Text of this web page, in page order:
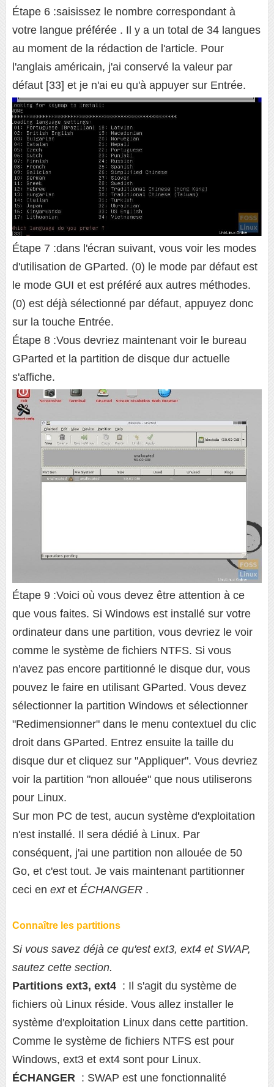
Étape 6 :saisissez le nombre correspondant à
votre langue préférée . Il y a un total de 34 langues
au moment de la rédaction de l'article. Pour
l'anglais américain, j'ai conservé la valeur par
défaut [33] et je n'ai eu qu'à appuyer sur Entrée.
Étape 7 :dans l'écran suivant, vous voir les modes
d'utilisation de GParted. (0) le mode par défaut est
le mode GUI et est préféré aux autres méthodes.
(0) est déjà sélectionné par défaut, appuyez donc
sur la touche Entrée.
Étape 8 :Vous devriez maintenant voir le bureau
GParted et la partition de disque dur actuelle
s'affiche.
Étape 9 :Voici où vous devez être attention à ce
que vous faites. Si Windows est installé sur votre
ordinateur dans une partition, vous devriez le voir
comme le système de fichiers NTFS. Si vous
n'avez pas encore partitionné le disque dur, vous
pouvez le faire en utilisant GParted. Vous devez
sélectionner la partition Windows et sélectionner
"Redimensionner" dans le menu contextuel du clic
droit dans GParted. Entrez ensuite la taille du
disque dur et cliquez sur "Appliquer". Vous devriez
voir la partition "non allouée" que nous utiliserons
pour Linux.
Sur mon PC de test, aucun système d'exploitation
n'est installé. Il sera dédié à Linux. Par
conséquent, j'ai une partition non allouée de 50
Go, et c'est tout. Je vais maintenant partitionner
ceci en extet ÉCHANGER .
Connaître les partitions
Si vous savez déjà ce qu'est ext3, ext4 et SWAP,
sautez cette section.
Partitions ext3, ext4 : Il s'agit du système de
fichiers où Linux réside. Vous allez installer le
système d'exploitation Linux dans cette partition.
Comme le système de fichiers NTFS est pour
Windows, ext3 et ext4 sont pour Linux.
ÉCHANGER : SWAP est une fonctionnalité